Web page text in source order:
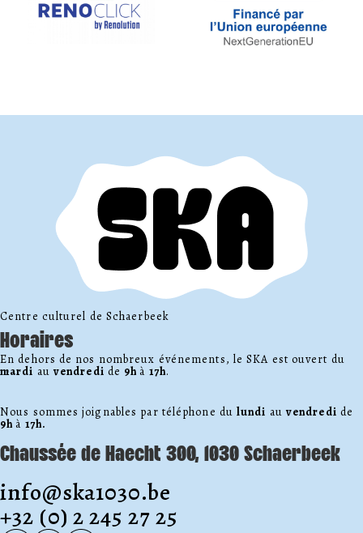
Centre culturel de Schaerbeek
Horaires
En dehors de nos nombreux événements, le SKA est ouvert du
mardi auvendredi de 9h à 17h.
Nous sommes joignables par téléphone du lundi auvendredi de
9h à 17h.
Chaussée de Haecht 300, 1030 Schaerbeek
info@ska1030.be
+32 (0) 2 245 27 25